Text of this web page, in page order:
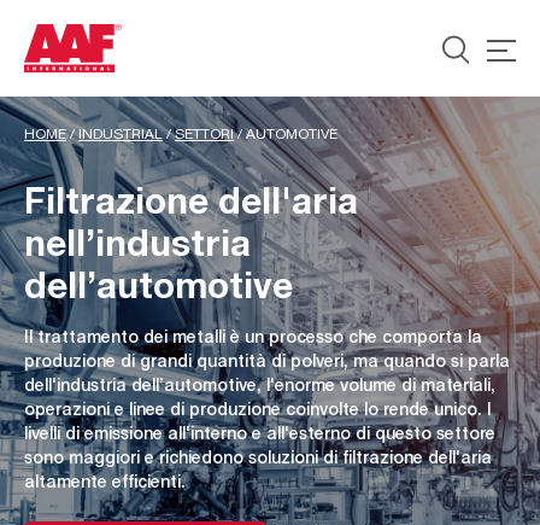
HOME/INDUSTRIAL/SETTORI/AUTOMOTIVE
Filtrazione dell'aria
nell’industria
dell’automotive
Il trattamento dei metalli è un processo che comporta la
produzione di grandi quantità di polveri, ma quando si parla
dell'industria dell’automotive, l'enorme volume di materiali,
operazioni e linee di produzione coinvolte lo rende unico. I
livelli di emissione all'interno e all'esterno di questo settore
sono maggiori e richiedono soluzioni di filtrazione dell'aria
altamente efficienti.